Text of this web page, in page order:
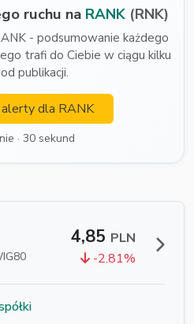
ruchu na RANK (RNK)
- podsumowanie każdego
trafi do Ciebie w ciągu kilku
publikacji.
alerty dla RANK
· 30 sekund
4,85 PLN
-2.81%